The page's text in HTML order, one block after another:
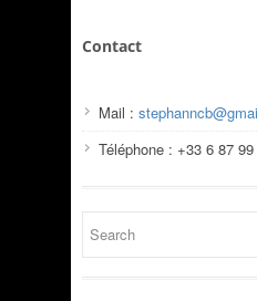
Contact
Mail :
Téléphone : +33 6 87